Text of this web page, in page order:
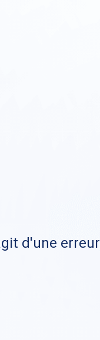
d'une erreur